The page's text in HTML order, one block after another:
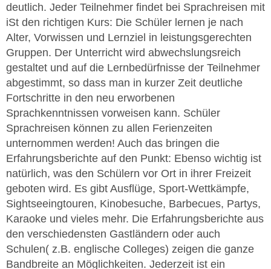
deutlich. Jeder Teilnehmer findet bei Sprachreisen mit
iSt den richtigen Kurs: Die Schüler lernen je nach
Alter, Vorwissen und Lernziel in leistungsgerechten
Gruppen. Der Unterricht wird abwechslungsreich
gestaltet und auf die Lernbedürfnisse der Teilnehmer
abgestimmt, so dass man in kurzer Zeit deutliche
Fortschritte in den neu erworbenen
Sprachkenntnissen vorweisen kann. Schüler
Sprachreisen können zu allen Ferienzeiten
unternommen werden! Auch das bringen die
Erfahrungsberichte auf den Punkt: Ebenso wichtig ist
natürlich, was den Schülern vor Ort in ihrer Freizeit
geboten wird. Es gibt Ausflüge, Sport-Wettkämpfe,
Sightseeingtouren, Kinobesuche, Barbecues, Partys,
Karaoke und vieles mehr. Die Erfahrungsberichte aus
den verschiedensten Gastländern oder auch
Schulen( z.B. englische Colleges) zeigen die ganze
Bandbreite an Möglichkeiten. Jederzeit ist ein